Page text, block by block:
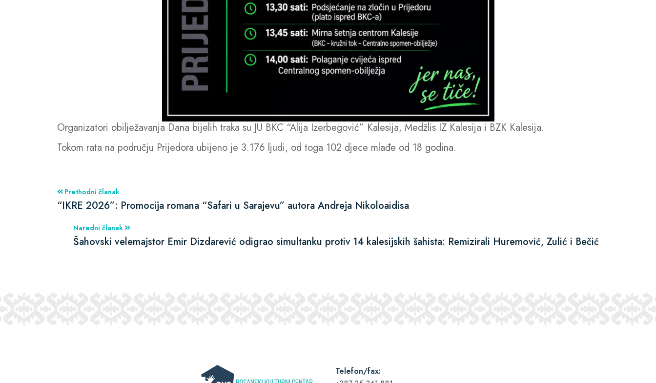
Organizatori obilježavanja Dana bijelih traka su JU BKC “Alija Izerbegović” Kalesija, Medžlis IZ Kalesija i BZK Kalesija.
Tokom rata na području Prijedora ubijeno je 3.176 ljudi, od toga 102 djece mlađe od 18 godina.
Prethodni članak
“IKRE 2026”: Promocija romana “Safari u Sarajevu” autora Andreja Nikoloaidisa
Naredni članak
Šahovski velemajstor Emir Dizdarević odigrao simultanku protiv 14 kalesijskih šahista: Remizirali Huremović, Zulić i Bečić
Telefon/fax: